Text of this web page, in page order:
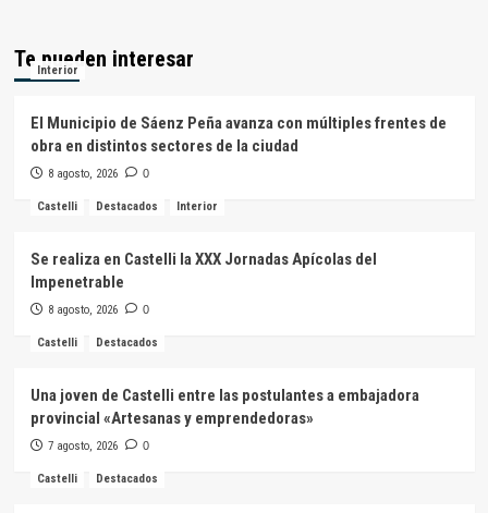
Te pueden interesar
Interior
El Municipio de Sáenz Peña avanza con múltiples frentes de
obra en distintos sectores de la ciudad
8 agosto, 2026 0
Castelli Destacados Interior
Se realiza en Castelli la XXX Jornadas Apícolas del
Impenetrable
8 agosto, 2026 0
Castelli Destacados
Una joven de Castelli entre las postulantes a embajadora
provincial «Artesanas y emprendedoras»
7 agosto, 2026 0
Castelli Destacados